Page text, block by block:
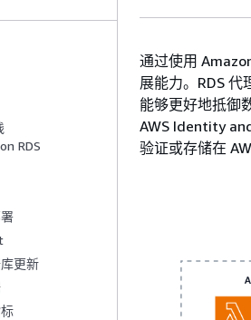
RDS
更新
通过使用
展能力。RDS
能够更好地抵御
AWS Identity
验证或存储在